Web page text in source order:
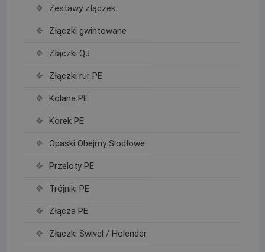
Zestawy złączek
Złączki gwintowane
Złączki QJ
Złączki rur PE
Kolana PE
Korek PE
Opaski Obejmy Siodłowe
Przeloty PE
Trójniki PE
Złącza PE
Złączki Swivel / Holender